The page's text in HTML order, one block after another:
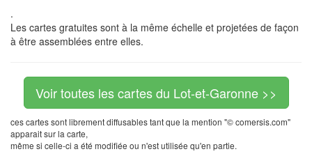
.
Les cartes gratuites sont à la même échelle et projetées de façon
à être assemblées entre elles.
Voir toutes les cartes du Lot-et-Garonne >>
ces cartes sont librement diffusables tant que la mention "© comersis.com"
apparait sur la carte,
même si celle-ci a été modifiée ou n'est utilisée qu'en partie.